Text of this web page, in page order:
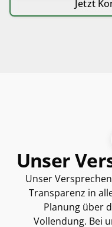
Jetzt
Unser
Unser
Transparenz in
Planung über
Vollendung. Bei